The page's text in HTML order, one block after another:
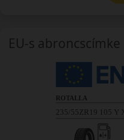
EU-s abroncscímke